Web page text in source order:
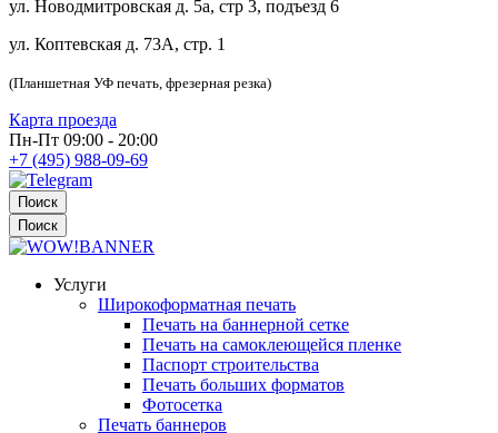
ул. Новодмитровская д. 5а, стр 3, подъезд 6
ул. Коптевская д. 73А, стр. 1
(Планшетная УФ печать, фрезерная резка)
Карта проезда
Пн-Пт 09:00 - 20:00
+7 (495) 988-09-69
Поиск
Поиск
Услуги
Широкоформатная печать
Печать на баннерной сетке
Печать на самоклеющейся пленке
Паспорт строительства
Печать больших форматов
Фотосетка
Печать баннеров